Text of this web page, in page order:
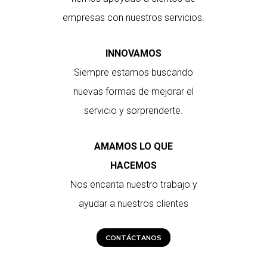
empresas con nuestros servicios.
INNOVAMOS
Siempre estamos buscando
nuevas formas de mejorar el
servicio y sorprenderte.
AMAMOS LO QUE
HACEMOS
Nos encanta nuestro trabajo y
ayudar a nuestros clientes
CONTÁCTANOS